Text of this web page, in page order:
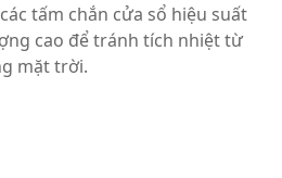
tấm chắn cửa sổ hiệu suất
cao để tránh tích nhiệt từ
mặt trời.